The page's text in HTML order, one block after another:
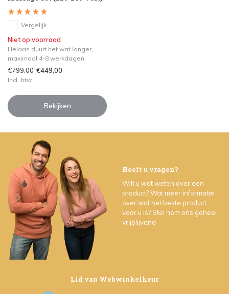
Vergelijk
Niet op voorraad
Helaas duurt het wat langer,
maximaal 4-8 werkdagen.
€799,00 €449,00
Incl. btw
Bekijken
Heeft u vragen?
Wilt u wat weten over een
product? Wat meer informatie
over wat het beste product
voor u is? Stel hem ons geheel
vrijblijvend
Lid van Webwinkelkeur